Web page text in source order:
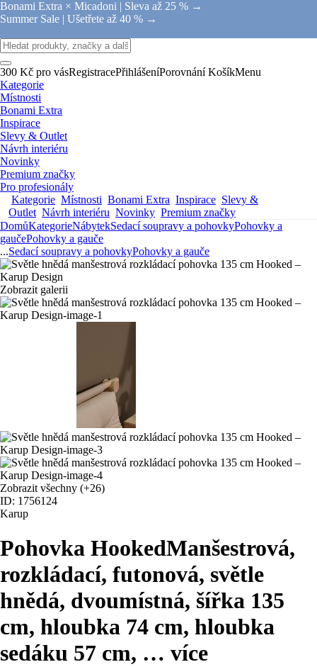
Bonami Extra × Micadoni | Sleva až 25 % →
Summer Sale | Ušetřete až 40 % →
300 Kč pro vásRegistracePřihlášeníPorovnání KošíkMenu
Kategorie
Místnosti
Bonami Extra
Inspirace
Slevy & Outlet
Návrh interiéru
Novinky
Premium značky
Pro profesionály
Kategorie Místnosti Bonami Extra Inspirace Slevy &
Outlet Návrh interiéru Novinky Premium značky
DomůKategorieNábytekSedací soupravy a pohovkyPohovky a
gaučePohovky a gauče
...Sedací soupravy a pohovkyPohovky a gauče
Zobrazit galerii
Zobrazit všechny (+26)
ID: 1756124
Karup
Pohovka HookedManšestrová,
rozkládací, futonová, světle
hnědá, dvoumístná, šířka 135
cm, hloubka 74 cm, hloubka
sedáku 57 cm, … více